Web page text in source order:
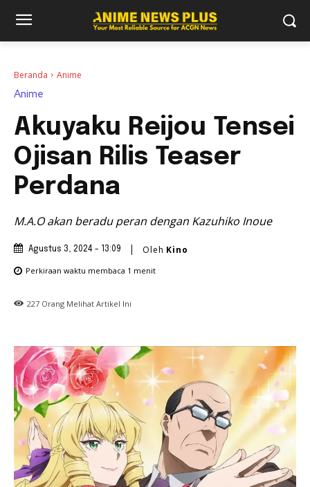
Beranda Anime
Anime
Akuyaku Reijou Tensei
Ojisan Rilis Teaser
Perdana
M.A.O akan beradu peran dengan Kazuhiko Inoue
Agustus 3, 2024 - 13:09 Oleh Kino
Perkiraan waktu membaca 1 menit
227 Orang Melihat Artikel Ini